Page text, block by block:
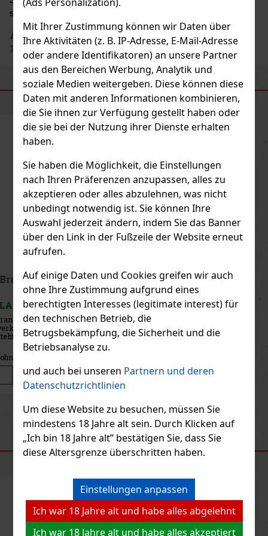
Mit Ihrer Zustimmung können wir Daten über
Ihre Aktivitäten (z. B. IP-Adresse, E-Mail-Adresse
oder andere Identifikatoren) an unsere Partner
aus den Bereichen Werbung, Analytik und
soziale Medien weitergeben. Diese können diese
Daten mit anderen Informationen kombinieren,
die Sie ihnen zur Verfügung gestellt haben oder
die sie bei der Nutzung ihrer Dienste erhalten
haben.
Sie haben die Möglichkeit, die Einstellungen
nach Ihren Präferenzen anzupassen, alles zu
akzeptieren oder alles abzulehnen, was nicht
unbedingt notwendig ist. Sie können Ihre
Auswahl jederzeit ändern, indem Sie das Banner
über den Link in der Fußzeile der Website erneut
aufrufen.
Auf einige Daten und Cookies greifen wir auch
ohne Ihre Zustimmung aufgrund eines
berechtigten Interesses (legitimate interest) für
den technischen Betrieb, die
Betrugsbekämpfung, die Sicherheit und die
Betriebsanalyse zu.
und auch bei unseren Partnern und deren
Datenschutzrichtlinien
Um diese Website zu besuchen, müssen Sie
mindestens 18 Jahre alt sein. Durch Klicken auf
„Ich bin 18 Jahre alt” bestätigen Sie, dass Sie
diese Altersgrenze überschritten haben.
Einstellungen anpassen
Ich war 18 Jahre alt und habe alles abgelehnt
Ich war 18 Jahre alt und habe alles akzeptiert
sizilianischen Geist und die Innovation.
Adresse des Herstellers: Agalia s.r.l., Via Giacomo
Peroni 400-402, 00131 Roma, IT
ÄHNLICHE PRODUKTE
Metaxa 7 Stars Greek Riviera 40% 1 l
AUF LAGER(> 5 st)
Metaxa 7 Stars Greek Riviera ist eine limitierte Auflage des
legendären griechischen Destillats, die ein frisches Design,
inspiriert von den Farben der Ägäisküste, und denselben perfekt
ausgewogenen Geschmack bietet, den Metaxa-Liebhaber kennen
und s
21.90
Bestellen
PreviousNext
EMPFOHLENE PRODUKTE
Aktion